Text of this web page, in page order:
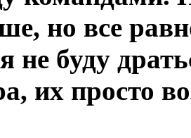
но все
не буду
их просто